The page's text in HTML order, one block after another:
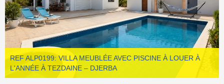
REF ALP0199: VILLA MEUBLÉE AVEC PISCINE À LOUER À
L'ANNÉE À TEZDAINE – DJERBA